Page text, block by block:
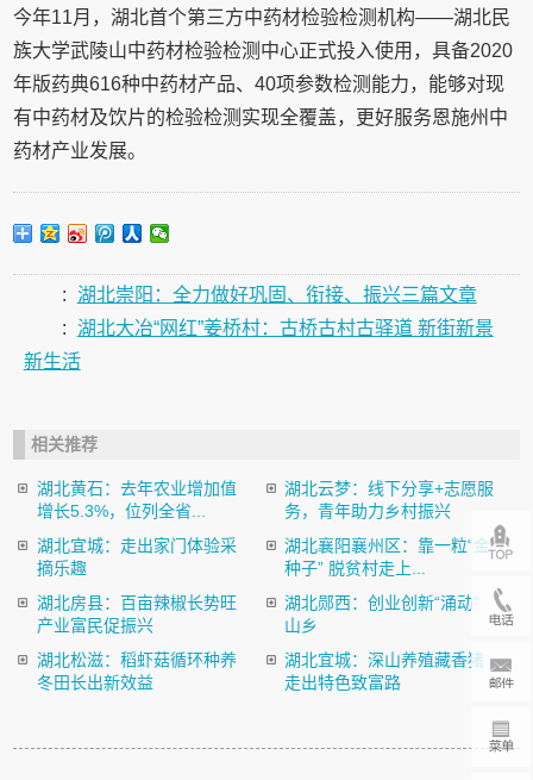
今年11月，湖北首个第三方中药材检验检测机构——湖北民
族大学武陵山中药材检验检测中心正式投入使用，具备2020
年版药典616种中药材产品、40项参数检测能力，能够对现
有中药材及饮片的检验检测实现全覆盖，更好服务恩施州中
药材产业发展。
: 湖北崇阳：全力做好巩固、衔接、振兴三篇文章
: 湖北大冶“网红”姜桥村：古桥古村古驿道 新街新景
新生活
相关推荐
湖北黄石：去年农业增加值
增长5.3%，位列全省...
湖北云梦：线下分享+志愿服
务，青年助力乡村振兴
湖北宜城：走出家门体验采
摘乐趣
湖北襄阳襄州区：靠一粒“金
种子” 脱贫村走上...
湖北房县：百亩辣椒长势旺
产业富民促振兴
湖北郧西：创业创新“涌动”
山乡
湖北松滋：稻虾菇循环种养
冬田长出新效益
湖北宜城：深山养殖藏香猪
走出特色致富路